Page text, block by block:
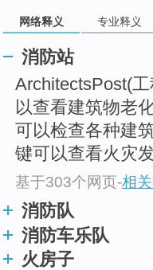
网络释义 专业释义
消防站
ArchitectsPost(
以查看建筑物老
可以检查各种建
键可以查看火灾
基于303个网页-相
消防队
消防车乐队
火房子